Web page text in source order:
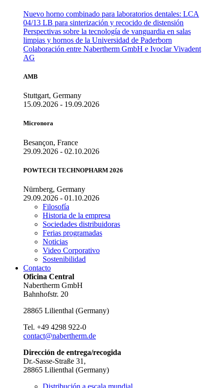
Nuevo horno combinado para laboratorios dentales: LCA
04/13 LB para sinterización y recocido de distensión
Perspectivas sobre la tecnología de vanguardia en salas
limpias y hornos de la Universidad de Paderborn
Colaboración entre Nabertherm GmbH e Ivoclar Vivadent
AG
AMB
Stuttgart, Germany
15.09.2026 - 19.09.2026
Micronora
Besançon, France
29.09.2026 - 02.10.2026
POWTECH TECHNOPHARM 2026
Nürnberg, Germany
29.09.2026 - 01.10.2026
Filosofía
Historia de la empresa
Sociedades distribuidoras
Ferias programadas
Noticias
Video Corporativo
Sostenibilidad
Contacto
Oficina Central
Nabertherm GmbH
Bahnhofstr. 20
28865 Lilienthal (Germany)
Tel. +49 4298 922-0
contact@nabertherm.de
Dirección de entrega/recogida
Dr.-Sasse-Straße 31,
28865 Lilienthal (Germany)
Distribución a escala mundial